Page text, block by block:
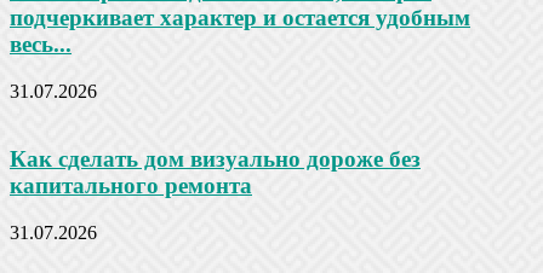
подчеркивает характер и остается удобным
весь...
31.07.2026
Как сделать дом визуально дороже без
капитального ремонта
31.07.2026